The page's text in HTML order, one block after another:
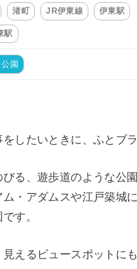
渚町 JR伊東線 伊東駅
駅
公園
したいときに、ふとブ
る、遊歩道のような公
・アダムスや江戸築城
す。
えるビュースポットに